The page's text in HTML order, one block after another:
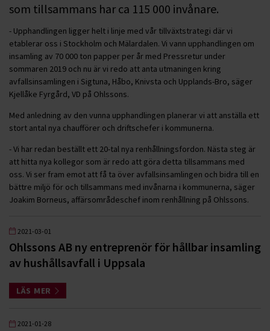
som tillsammans har ca 115 000 invånare.
- Upphandlingen ligger helt i linje med vår tillväxtstrategi där vi
etablerar oss i Stockholm och Mälardalen. Vi vann upphandlingen om
insamling av 70 000 ton papper per år med Pressretur under
sommaren 2019 och nu är vi redo att anta utmaningen kring
avfallsinsamlingen i Sigtuna, Håbo, Knivsta och Upplands-Bro, säger
Kjellåke Fyrgård, VD på Ohlssons.
Med anledning av den vunna upphandlingen planerar vi att anställa ett
stort antal nya chaufförer och driftschefer i kommunerna.
- Vi har redan beställt ett 20-tal nya renhållningsfordon. Nästa steg är
att hitta nya kollegor som är redo att göra detta tillsammans med
oss. Vi ser fram emot att få ta över avfallsinsamlingen och bidra till en
bättre miljö för och tillsammans med invånarna i kommunerna, säger
Joakim Borneus, affärsområdeschef inom renhållning på Ohlssons.
2021-03-01
Ohlssons AB ny entreprenör för hållbar insamling
av hushållsavfall i Uppsala
LÄS MER
2021-01-28